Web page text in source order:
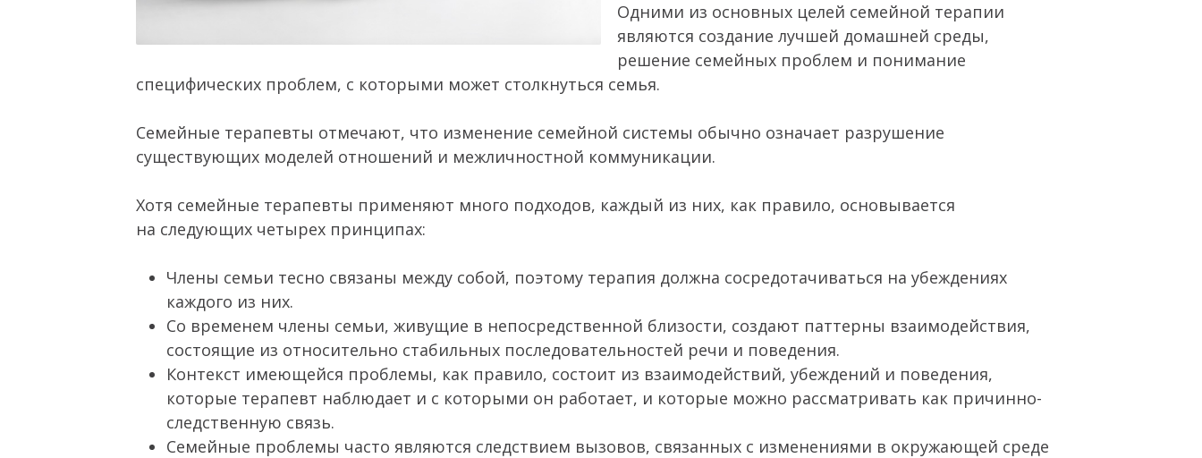
Одними из основных целей семейной терапии
являются создание лучшей домашней среды,
решение семейных проблем и понимание
специфических проблем, с которыми может столкнуться семья.
Семейные терапевты отмечают, что изменение семейной системы обычно означает разрушение
существующих моделей отношений и межличностной коммуникации.
Хотя семейные терапевты применяют много подходов, каждый из них, как правило, основывается
на следующих четырех принципах:
Члены семьи тесно связаны между собой, поэтому терапия должна сосредотачиваться на убеждениях
каждого из них.
Со временем члены семьи, живущие в непосредственной близости, создают паттерны взаимодействия,
состоящие из относительно стабильных последовательностей речи и поведения.
Контекст имеющейся проблемы, как правило, состоит из взаимодействий, убеждений и поведения,
которые терапевт наблюдает и с которыми он работает, и которые можно рассматривать как причинно-
следственную связь.
Семейные проблемы часто являются следствием вызовов, связанных с изменениями в окружающей среде